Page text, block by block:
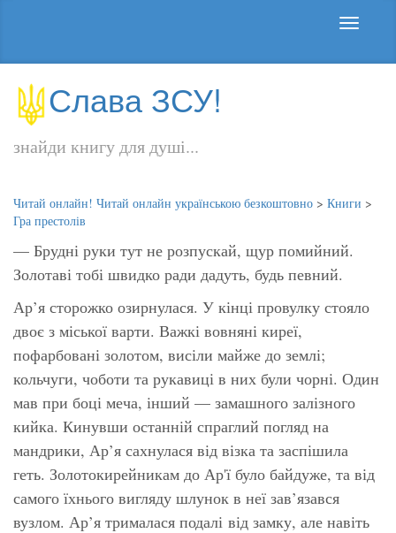
Слава ЗСУ!
знайди книгу для душі...
Читай онлайн! Читай онлайн українською безкоштовно > Книги >
Гра престолів
— Брудні руки тут не розпускай, щур помийний.
Золотаві тобі швидко ради дадуть, будь певний.
Ар’я сторожко озирнулася. У кінці провулку стояло
двоє з міської варти. Важкі вовняні киреї,
пофарбовані золотом, висіли майже до землі;
кольчуги, чоботи та рукавиці в них були чорні. Один
мав при боці меча, інший — замашного залізного
кийка. Кинувши останній спраглий погляд на
мандрики, Ар’я сахнулася від візка та заспішила
геть. Золотокирейникам до Ар'ї було байдуже, та від
самого їхнього вигляду шлунок в неї зав’язався
вузлом. Ар’я трималася подалі від замку, але навіть